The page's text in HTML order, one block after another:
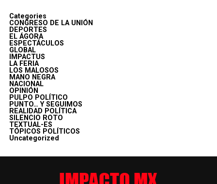
Categories
CONGRESO DE LA UNIÓN
DEPORTES
EL ÁGORA
ESPECTÁCULOS
GLOBAL
IMPACTUS
LA FERIA
LOS MALOSOS
MANO NEGRA
NACIONAL
OPINIÓN
PULPO POLÍTICO
PUNTO… Y SEGUIMOS
REALIDAD POLÍTICA
SILENCIO ROTO
TEXTUAL-ES
TÓPICOS POLÍTICOS
Uncategorized